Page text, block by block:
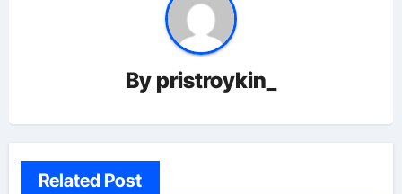
By pristroykin_
Related Post